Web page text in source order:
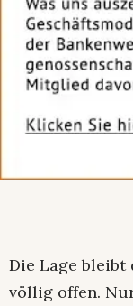
Die Lage
völlig offen.